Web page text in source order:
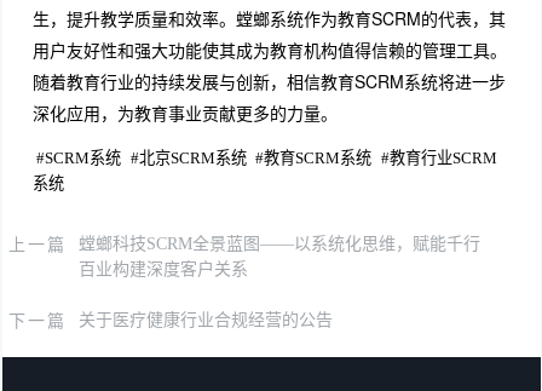
生，提升教学质量和效率。螳螂系统作为教育SCRM的代表，其
用户友好性和强大功能使其成为教育机构值得信赖的管理工具。
随着教育行业的持续发展与创新，相信教育SCRM系统将进一步
深化应用，为教育事业贡献更多的力量。
#SCRM系统 #北京SCRM系统 #教育SCRM系统 #教育行业SCRM
系统
上一篇
螳螂科技SCRM全景蓝图——以系统化思维，赋能千行
百业构建深度客户关系
下一篇 关于医疗健康行业合规经营的公告